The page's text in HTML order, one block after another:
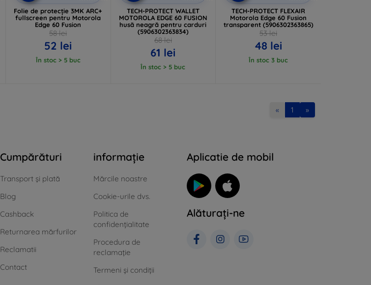
Folie de protecție 3MK ARC+
fullscreen pentru Motorola
Edge 60 Fusion
58 lei
52 lei
În stoc > 5 buc
TECH-PROTECT WALLET
MOTOROLA EDGE 60 FUSION
husă neagră pentru carduri
(5906302363834)
68 lei
61 lei
În stoc > 5 buc
TECH-PROTECT FLEXAIR
Motorola Edge 60 Fusion
transparent (5906302363865)
53 lei
48 lei
În stoc 3 buc
« 1 »
Cumpărături
Transport și plată
Blog
Cashback
Returnarea mărfurilor
Reclamatii
Contact
informație
Mărcile noastre
Cookie-urile dvs.
Politica de
confidențialitate
Procedura de
reclamație
Termeni și condiții
Aplicatie de mobil
Alăturați-ne